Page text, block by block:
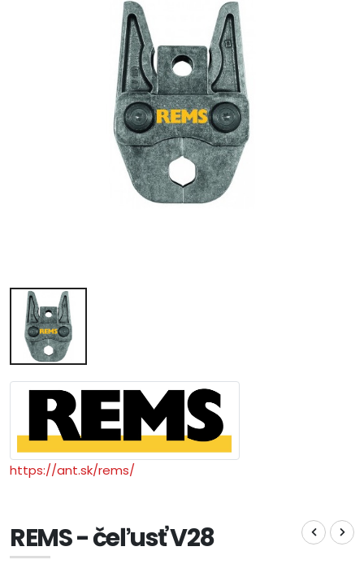
https://ant.sk/rems/
REMS - čeľusť V28